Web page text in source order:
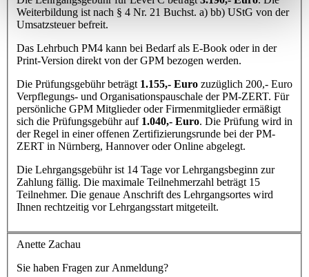
Weiterbildung ist nach § 4 Nr. 21 Buchst. a) bb) UStG von der
Umsatzsteuer befreit.
Das Lehrbuch PM4 kann bei Bedarf als E-Book oder in der
Print-Version direkt von der GPM bezogen werden.
Die Prüfungsgebühr beträgt 1.155,- Euro zuzüglich 200,- Euro
Verpflegungs- und Organisationspauschale der PM-ZERT. Für
persönliche GPM Mitglieder oder Firmenmitglieder ermäßigt
sich die Prüfungsgebühr auf 1.040,- Euro. Die Prüfung wird in
der Regel in einer offenen Zertifizierungsrunde bei der PM-
ZERT in Nürnberg, Hannover oder Online abgelegt.
Die Lehrgangsgebühr ist 14 Tage vor Lehrgangsbeginn zur
Zahlung fällig. Die maximale Teilnehmerzahl beträgt 15
Teilnehmer. Die genaue Anschrift des Lehrgangsortes wird
Ihnen rechtzeitig vor Lehrgangsstart mitgeteilt.
Anette Zachau
Sie haben Fragen zur Anmeldung?